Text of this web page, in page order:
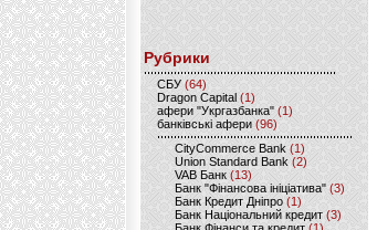
Рубрики
CБУ (64)
Dragon Capital (1)
афери "Укргазбанка" (1)
банківські афери (96)
CityCommerce Bank (1)
Union Standard Bank (2)
VAB Банк (13)
Банк "Фінансова ініціатива" (3)
Банк Кредит Дніпро (1)
Банк Національний кредит (3)